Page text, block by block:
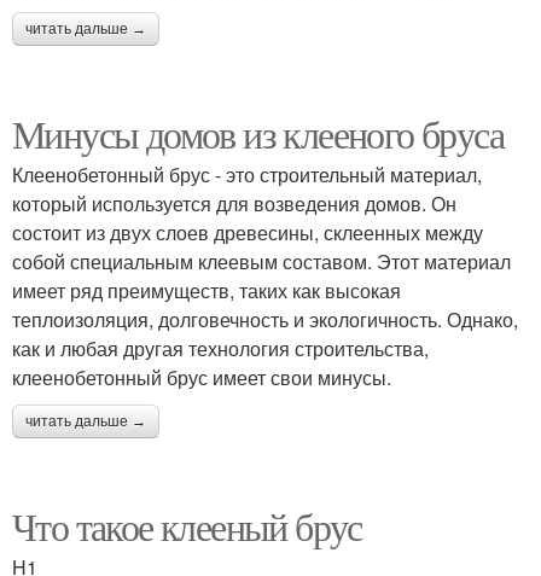
читать дальше →
Минусы домов из клееного бруса
Клеенобетонный брус - это строительный материал,
который используется для возведения домов. Он
состоит из двух слоев древесины, склеенных между
собой специальным клеевым составом. Этот материал
имеет ряд преимуществ, таких как высокая
теплоизоляция, долговечность и экологичность. Однако,
как и любая другая технология строительства,
клеенобетонный брус имеет свои минусы.
читать дальше →
Что такое клееный брус
H1